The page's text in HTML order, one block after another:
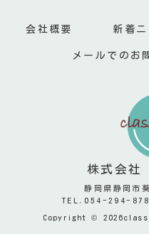
会社概要 新着ニ
メールでのお
株式会社
静岡県静岡市
TEL.054-294-
Copyright ©